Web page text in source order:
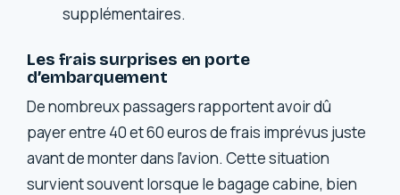
supplémentaires.
Les frais surprises en porte
d’embarquement
De nombreux passagers rapportent avoir dû
payer entre 40 et 60 euros de frais imprévus juste
avant de monter dans l’avion. Cette situation
survient souvent lorsque le bagage cabine, bien